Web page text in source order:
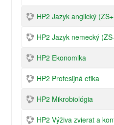
HP2 Jazyk anglický
HP2 Jazyk nemecký
HP2 Ekonomika
HP2 Profesijná etika
HP2 Mikrobiológia
HP2 Výživa zvierat a